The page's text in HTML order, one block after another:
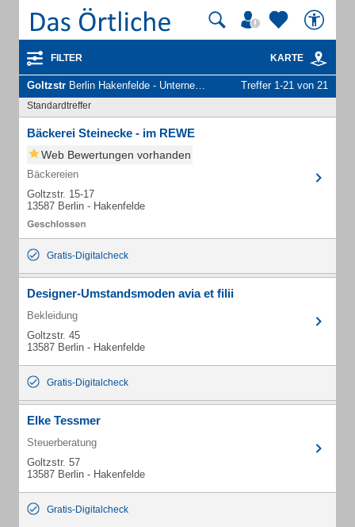
FILTER KARTE
Goltzstr Berlin Hakenfelde - Unternehmen und Personen Treffer 1-21 von 21
Standardtreffer
Bäckerei Steinecke - im REWE
Web Bewertungen vorhanden
Bäckereien
Goltzstr. 15-17
13587 Berlin - Hakenfelde
Gratis-Digitalcheck
Designer-Umstandsmoden avia et filii
Bekleidung
Goltzstr. 45
13587 Berlin - Hakenfelde
Gratis-Digitalcheck
Elke Tessmer
Steuerberatung
Goltzstr. 57
13587 Berlin - Hakenfelde
Gratis-Digitalcheck